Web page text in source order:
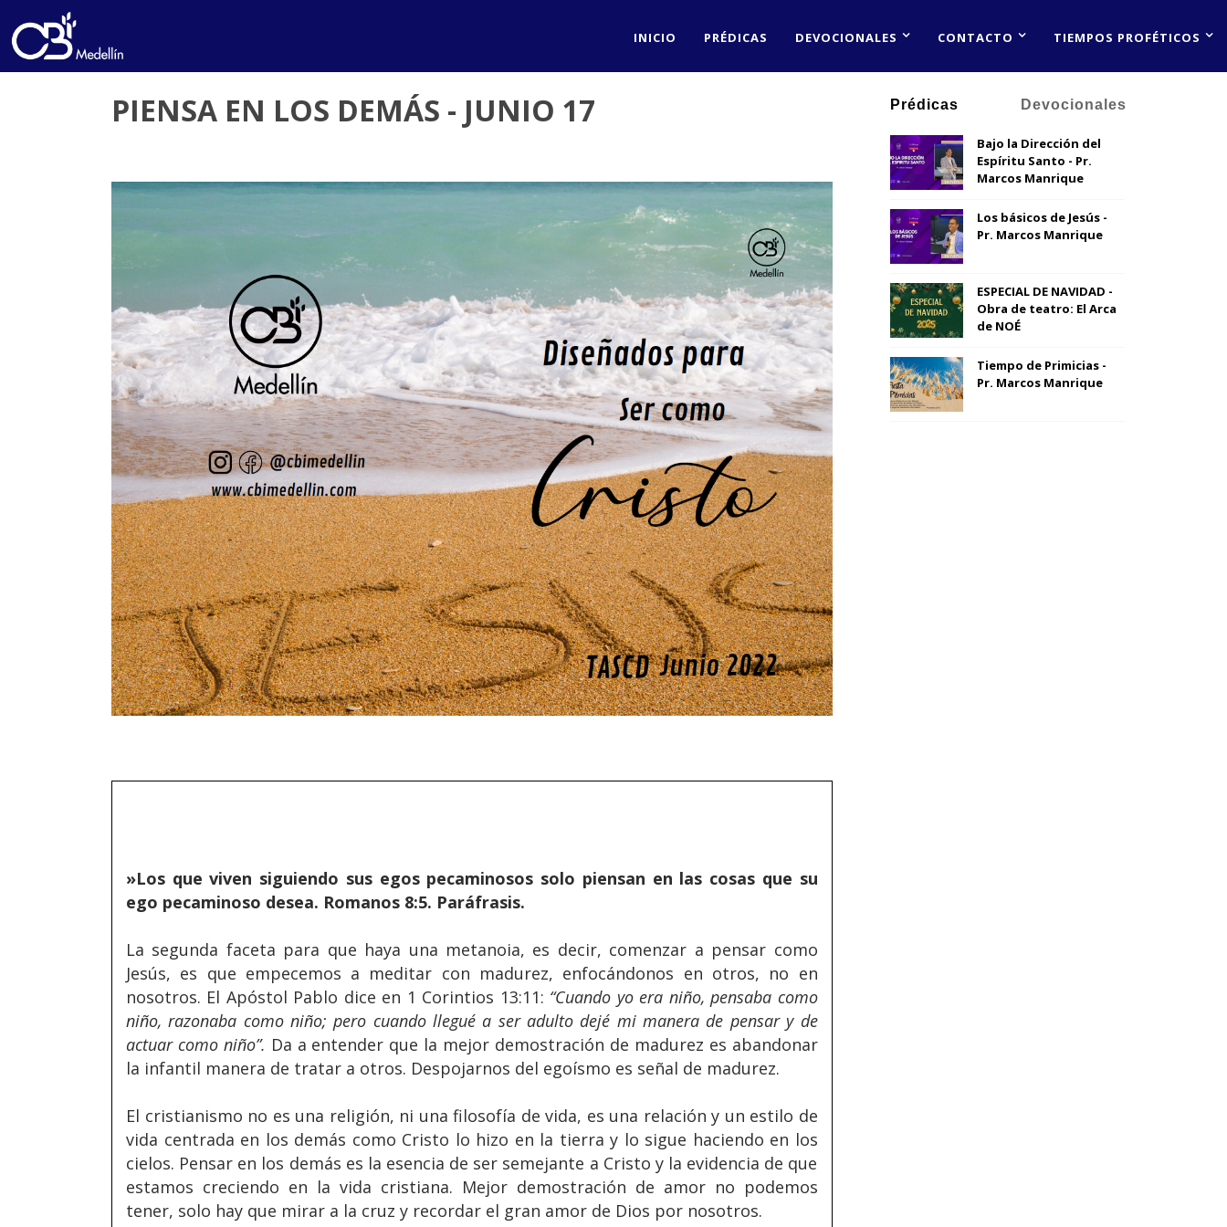
INICIO PRÉDICAS DEVOCIONALES CONTACTO TIEMPOS PROFÉTICOS
PIENSA EN LOS DEMÁS - JUNIO 17
»Los que viven siguiendo sus egos pecaminosos solo piensan en las cosas que su
ego pecaminoso desea. Romanos 8:5. Paráfrasis.
La segunda faceta para que haya una metanoia, es decir, comenzar a pensar como
Jesús, es que empecemos a meditar con madurez, enfocándonos en otros, no en
nosotros. El Apóstol Pablo dice en 1 Corintios 13:11: “Cuando yo era niño, pensaba como
niño, razonaba como niño; pero cuando llegué a ser adulto dejé mi manera de pensar y de
actuar como niño”. Da a entender que la mejor demostración de madurez es abandonar
la infantil manera de tratar a otros. Despojarnos del egoísmo es señal de madurez.
El cristianismo no es una religión, ni una filosofía de vida, es una relación y un estilo de
vida centrada en los demás como Cristo lo hizo en la tierra y lo sigue haciendo en los
cielos. Pensar en los demás es la esencia de ser semejante a Cristo y la evidencia de que
estamos creciendo en la vida cristiana. Mejor demostración de amor no podemos
tener, solo hay que mirar a la cruz y recordar el gran amor de Dios por nosotros.
Prédicas Devocionales
Bajo la Dirección del
Espíritu Santo - Pr.
Marcos Manrique
Los básicos de Jesús -
Pr. Marcos Manrique
ESPECIAL DE NAVIDAD -
Obra de teatro: El Arca
de NOÉ
Tiempo de Primicias -
Pr. Marcos Manrique